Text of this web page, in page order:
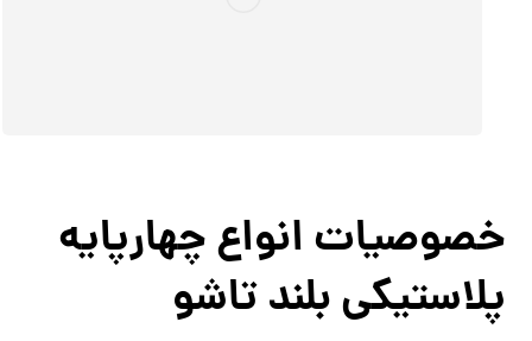
خصوصیات انواع چهارپایه
پلاستیکی بلند تاشو